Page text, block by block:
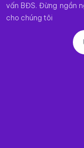
vấn BĐS. Đừng ngần
cho chúng tôi